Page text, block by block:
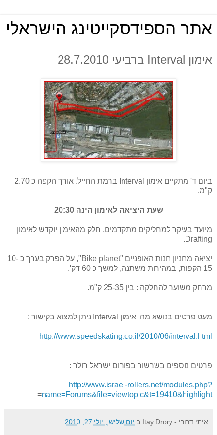
אתר הספידסקייטינג הישראלי
אימון Interval ברביעי 28.7.2010
ביום ד' מתקיים אימון Interval ברמת החייל, אורך הקפה כ 2.70
ק"מ.
שעת היציאה לאימון הינה 20:30
מיועד בעיקר למחליקים מתקדמים, חלק מהאימון יוקדש לאימון
Drafting.
יציאה מחניון חנות האופניים "Bike planet", על הפרק בערך כ 10-
15 הקפות, במהירות משתנה, למשך כ 60 דק'.
מרחק משוער להחלקה : בין 25-35 ק"מ.
מעט פרטים בנושא מהו אימון Interval ניתן למצוא בקישור :
http://www.speedskating.co.il/2010/06/interval.html
פרטים נוספים בשרשור בפורום ישראל רולר :
http://www.israel-rollers.net/modules.php?
name=Forums&file=viewtopic&t=19410&highlight
=
איתי דרורי - Itay Drory ב יום שלישי, יולי 27, 2010